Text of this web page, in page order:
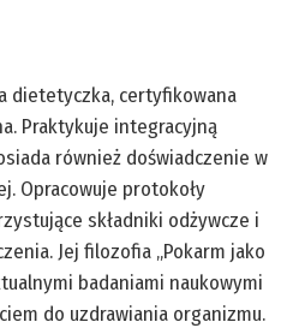
dietetyczka, certyfikowana
Praktykuje integracyjną
również doświadczenie w
Opracowuje protokoły
składniki odżywcze i
Jej filozofia „Pokarm jako
badaniami naukowymi
do uzdrawiania organizmu.